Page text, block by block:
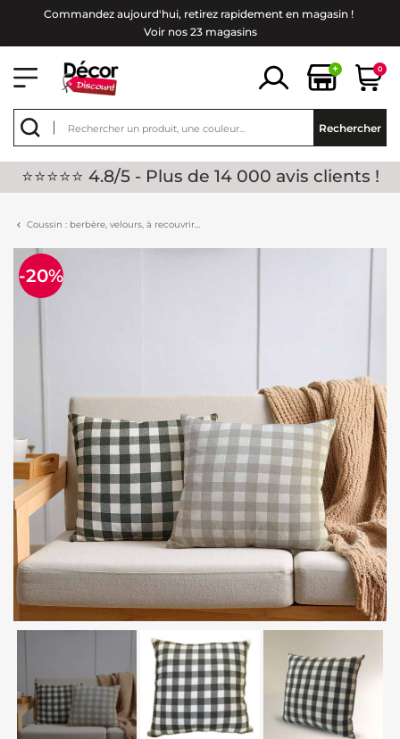
Commandez aujourd'hui, retirez rapidement en magasin !
Voir nos 23 magasins
+ 0
Rechercher
⭐⭐⭐⭐⭐ 4.8/5 - Plus de 14 000 avis clients !
Coussin : berbère, velours, à recouvrir...
-20%